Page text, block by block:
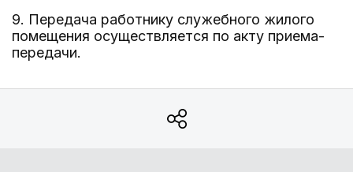
9. Передача работнику служебного жилого
помещения осуществляется по акту приема-
передачи.